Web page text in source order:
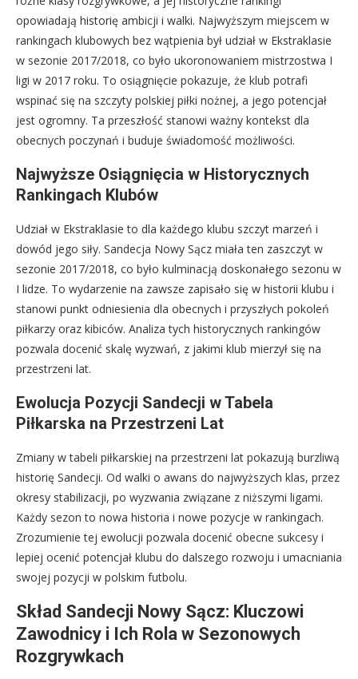
opowiadają historię ambicji i walki. Najwyższym miejscem w
rankingach klubowych bez wątpienia był udział w Ekstraklasie
w sezonie 2017/2018, co było ukoronowaniem mistrzostwa I
ligi w 2017 roku. To osiągnięcie pokazuje, że klub potrafi
wspinać się na szczyty polskiej piłki nożnej, a jego potencjał
jest ogromny. Ta przeszłość stanowi ważny kontekst dla
obecnych poczynań i buduje świadomość możliwości.
Najwyższe Osiągnięcia w Historycznych
Rankingach Klubów
Udział w Ekstraklasie to dla każdego klubu szczyt marzeń i
dowód jego siły. Sandecja Nowy Sącz miała ten zaszczyt w
sezonie 2017/2018, co było kulminacją doskonałego sezonu w
I lidze. To wydarzenie na zawsze zapisało się w historii klubu i
stanowi punkt odniesienia dla obecnych i przyszłych pokoleń
piłkarzy oraz kibiców. Analiza tych historycznych rankingów
pozwala docenić skalę wyzwań, z jakimi klub mierzył się na
przestrzeni lat.
Ewolucja Pozycji Sandecji w Tabela
Piłkarska na Przestrzeni Lat
Zmiany w tabeli piłkarskiej na przestrzeni lat pokazują burzliwą
historię Sandecji. Od walki o awans do najwyższych klas, przez
okresy stabilizacji, po wyzwania związane z niższymi ligami.
Każdy sezon to nowa historia i nowe pozycje w rankingach.
Zrozumienie tej ewolucji pozwala docenić obecne sukcesy i
lepiej ocenić potencjał klubu do dalszego rozwoju i umacniania
swojej pozycji w polskim futbolu.
Skład Sandecji Nowy Sącz: Kluczowi
Zawodnicy i Ich Rola w Sezonowych
Rozgrywkach